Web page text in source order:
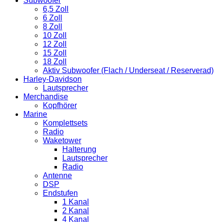
6,5 Zoll
6 Zoll
8 Zoll
10 Zoll
12 Zoll
15 Zoll
18 Zoll
Aktiv Subwoofer (Flach / Underseat / Reserverad)
Harley-Davidson
Lautsprecher
Merchandise
Kopfhörer
Marine
Komplettsets
Radio
Waketower
Halterung
Lautsprecher
Radio
Antenne
DSP
Endstufen
1 Kanal
2 Kanal
4 Kanal